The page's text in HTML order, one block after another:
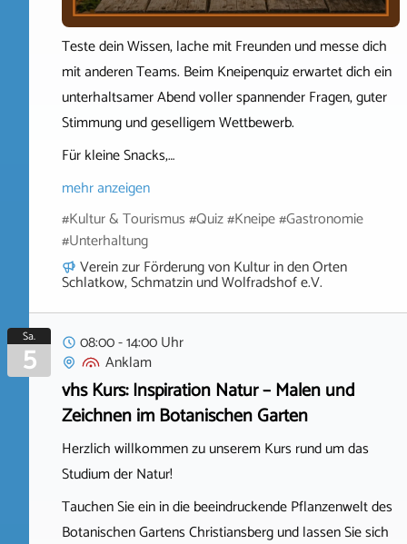
Teste dein Wissen, lache mit Freunden und messe dich
mit anderen Teams. Beim Kneipenquiz erwartet dich ein
unterhaltsamer Abend voller spannender Fragen, guter
Stimmung und geselligem Wettbewerb.
Für kleine Snacks,…
mehr anzeigen
#Kultur & Tourismus #Quiz #Kneipe #Gastronomie
#Unterhaltung
Verein zur Förderung von Kultur in den Orten
Schlatkow, Schmatzin und Wolfradshof e.V.
Sa.
5
08:00 - 14:00 Uhr
Anklam
vhs Kurs: Inspiration Natur – Malen und
Zeichnen im Botanischen Garten
Herzlich willkommen zu unserem Kurs rund um das
Studium der Natur!
Tauchen Sie ein in die beeindruckende Pflanzenwelt des
Botanischen Gartens Christiansberg und lassen Sie sich